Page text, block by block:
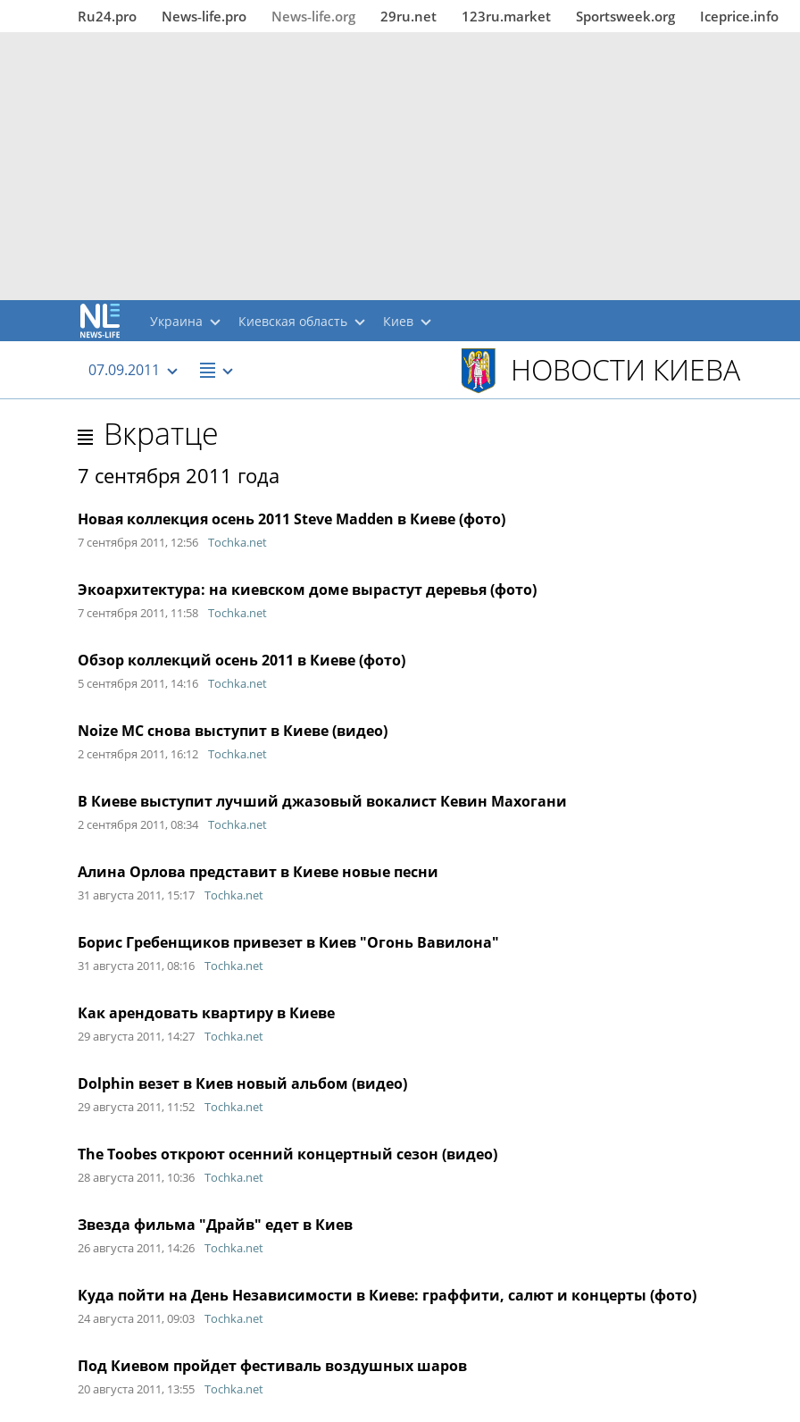
Ru24.pro News‑life.pro News‑life.org 29ru.net 123ru.market Sportsweek.org Iceprice.info
Украина Киевская область Киев
07.09.2011 НОВОСТИ КИЕВА
Вкратце
7 сентября 2011 года
Новая коллекция осень 2011 Steve Madden в Киеве (фото)
7 сентября 2011, 12:56 Tochka.net
Экоархитектура: на киевском доме вырастут деревья (фото)
7 сентября 2011, 11:58 Tochka.net
Обзор коллекций осень 2011 в Киеве (фото)
5 сентября 2011, 14:16 Tochka.net
Noize MC снова выступит в Киеве (видео)
2 сентября 2011, 16:12 Tochka.net
В Киеве выступит лучший джазовый вокалист Кевин Махогани
2 сентября 2011, 08:34 Tochka.net
Алина Орлова представит в Киеве новые песни
31 августа 2011, 15:17 Tochka.net
Борис Гребенщиков привезет в Киев "Огонь Вавилона"
31 августа 2011, 08:16 Tochka.net
Как арендовать квартиру в Киеве
29 августа 2011, 14:27 Tochka.net
Dolphin везет в Киев новый альбом (видео)
29 августа 2011, 11:52 Tochka.net
The Toobes откроют осенний концертный сезон (видео)
28 августа 2011, 10:36 Tochka.net
Звезда фильма "Драйв" едет в Киев
26 августа 2011, 14:26 Tochka.net
Куда пойти на День Независимости в Киеве: граффити, салют и концерты (фото)
24 августа 2011, 09:03 Tochka.net
Под Киевом пройдет фестиваль воздушных шаров
20 августа 2011, 13:55 Tochka.net